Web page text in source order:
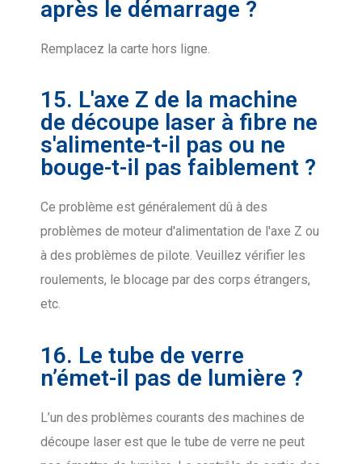
après le démarrage ?
Remplacez la carte hors ligne.
15. L'axe Z de la machine
de découpe laser à fibre ne
s'alimente-t-il pas ou ne
bouge-t-il pas faiblement ?
Ce problème est généralement dû à des
problèmes de moteur d'alimentation de l'axe Z ou
à des problèmes de pilote. Veuillez vérifier les
roulements, le blocage par des corps étrangers,
etc.
16. Le tube de verre
n’émet-il pas de lumière ?
L’un des problèmes courants des machines de
découpe laser est que le tube de verre ne peut